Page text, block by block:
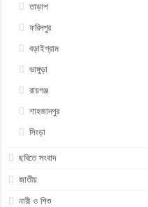
তাড়াশ
ফরিদপুর
বড়াইগ্রাম
ভাঙ্গুড়া
রায়গঞ্জ
শাহজাদপুর
সিংড়া
ছবিতে সংবাদ
জাতীয়
নারী ও শিশু